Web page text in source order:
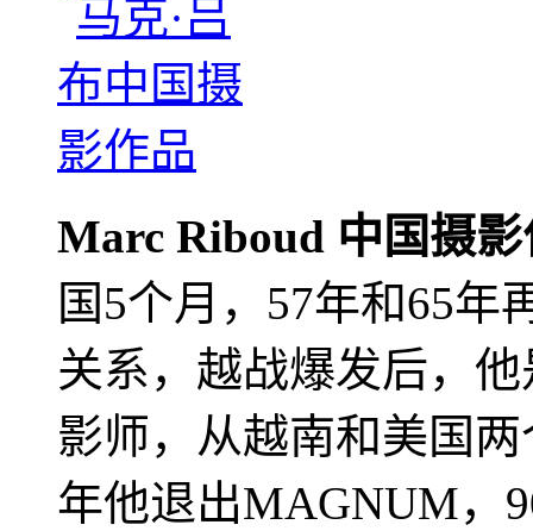
Marc Riboud 中国摄
国5个月，57年和65年
关系，越战爆发后，
影师，从越南和美国
年他退出MAGNUM，